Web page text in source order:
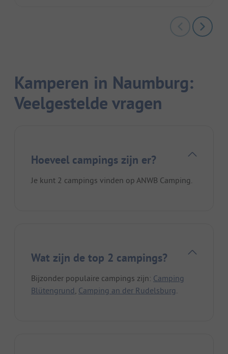
Kamperen in Naumburg:
Veelgestelde vragen
Hoeveel campings zijn er?
Je kunt 2 campings vinden op ANWB Camping.
Wat zijn de top 2 campings?
Bijzonder populaire campings zijn: Camping
Blütengrund Camping an der Rudelsburg